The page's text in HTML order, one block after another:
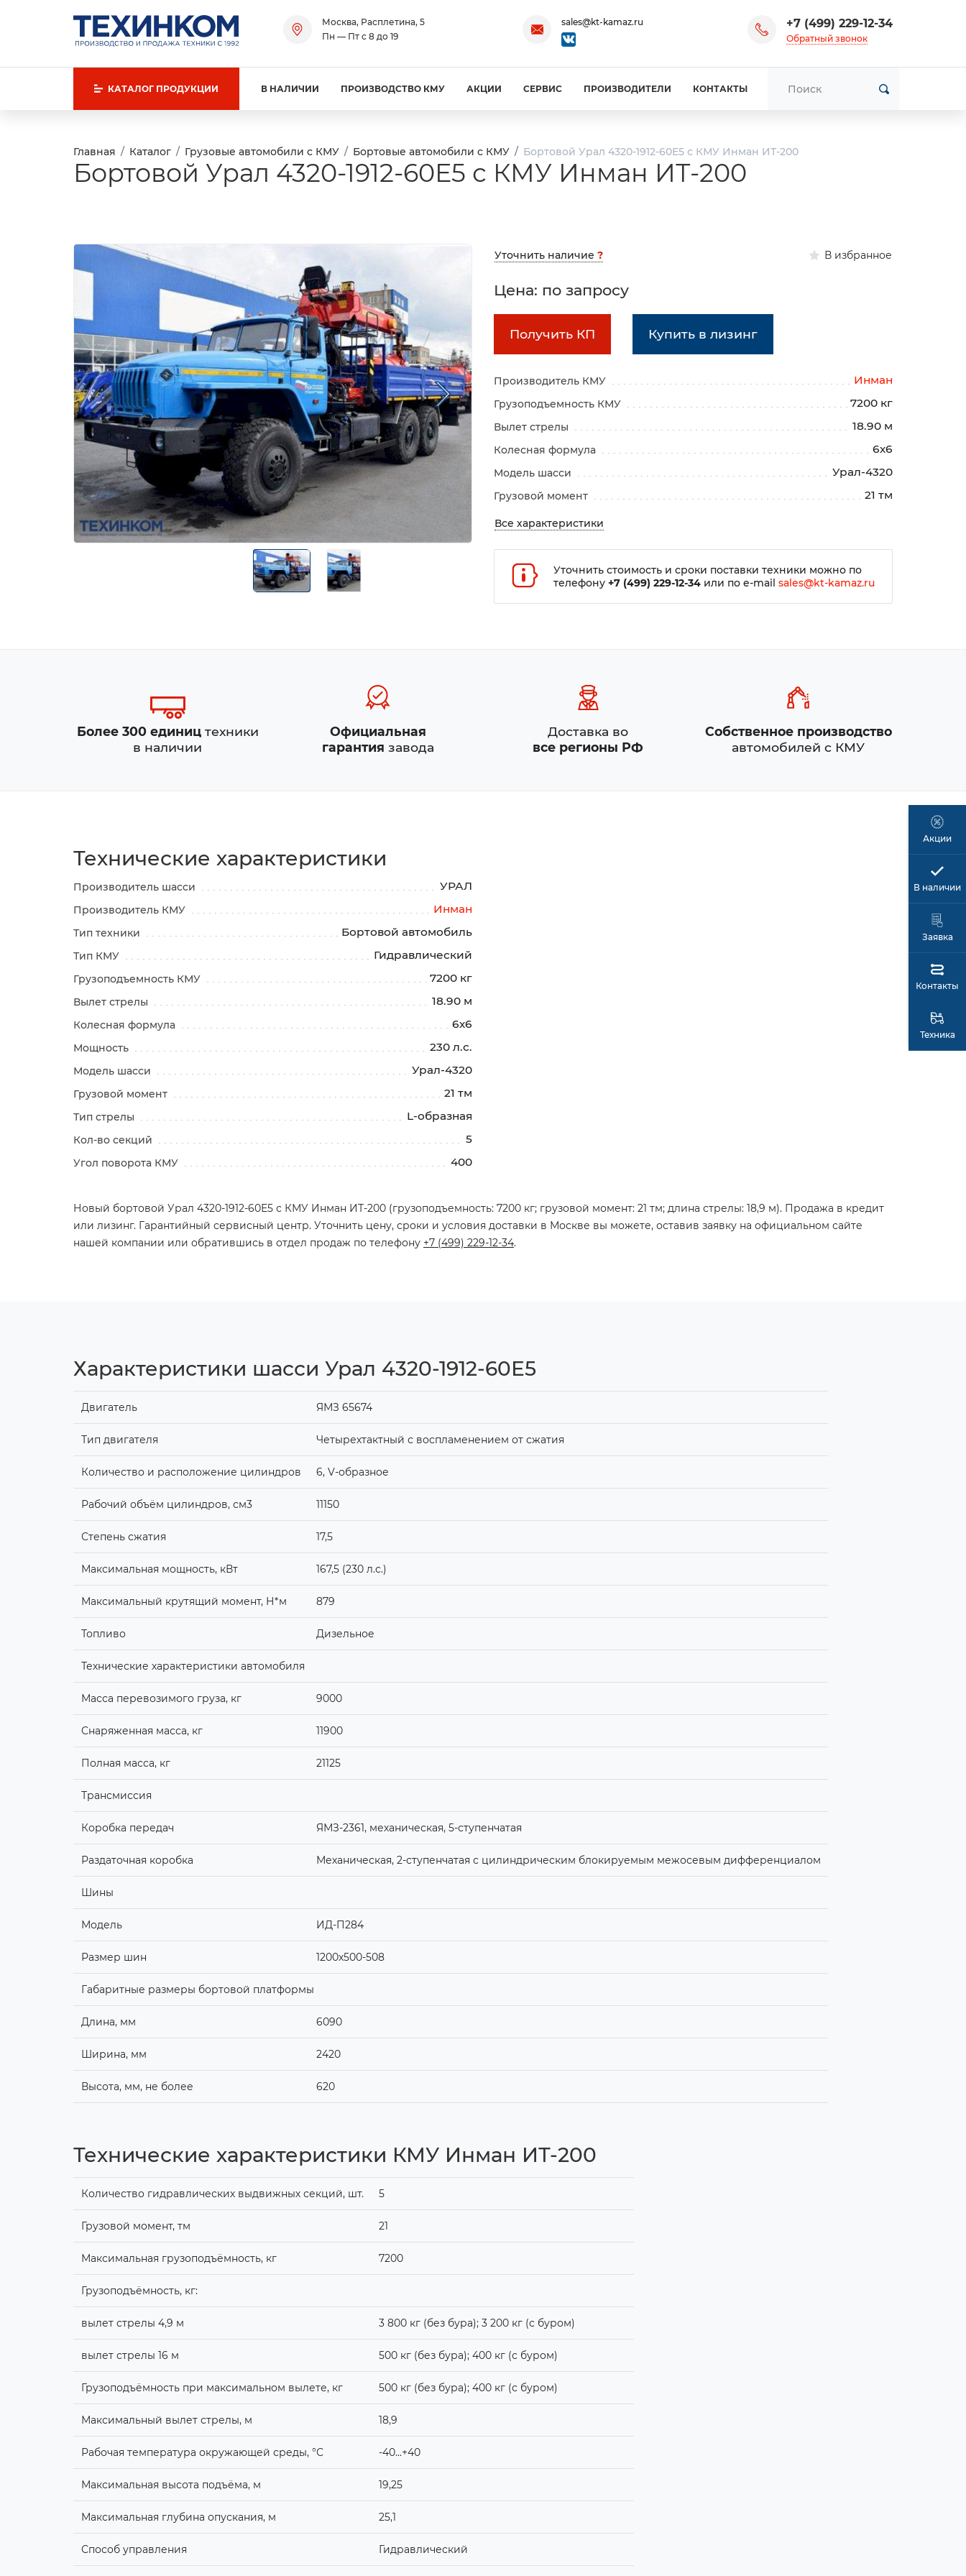
Москва, Расплетина, 5
Пн — Пт с 8 до 19
sales@kt-kamaz.ru +7 (499) 229-12-34
Обратный звонок
КАТАЛОГ ПРОДУКЦИИ В НАЛИЧИИ ПРОИЗВОДСТВО КМУ АКЦИИ СЕРВИС ПРОИЗВОДИТЕЛИ КОНТАКТЫ
Главная Каталог Грузовые автомобили с КМУ Бортовые автомобили с КМУ Бортовой Урал 4320-1912-60Е5 с КМУ Инман ИТ-200
Бортовой Урал 4320-1912-60Е5 с КМУ Инман ИТ-200
Уточнить наличие ? В избранное
Цена: по запросу
Получить КП Купить в лизинг
Производитель КМУ Инман
Грузоподъемность КМУ 7200 кг
Вылет стрелы 18.90 м
Колесная формула 6х6
Модель шасси Урал-4320
Грузовой момент 21 тм
Все характеристики
Уточнить стоимость и сроки поставки техники можно по
телефону +7 (499) 229-12-34или по e-mail sales@kt-kamaz.ru
Более 300 едиництехники
в наличии
Официальная
гарантия завода
Доставка во
все регионы РФ
Собственное производство
автомобилей с КМУ
Технические характеристики
Производитель шасси УРАЛ
Производитель КМУ Инман
Тип техники Бортовой автомобиль
Тип КМУ Гидравлический
Грузоподъемность КМУ 7200 кг
Вылет стрелы 18.90 м
Колесная формула 6х6
Мощность 230 л.с.
Модель шасси Урал-4320
Грузовой момент 21 тм
Тип стрелы L-образная
Кол-во секций 5
Угол поворота КМУ 400
Новый бортовой Урал 4320-1912-60Е5 с КМУ Инман ИТ-200 (грузоподъемность: 7200 кг; грузовой момент: 21 тм; длина стрелы: 18,9 м). Продажа в кредит
или лизинг. Гарантийный сервисный центр. Уточнить цену, сроки и условия доставки в Москве вы можете, оставив заявку на официальном сайте
нашей компании или обратившись в отдел продаж по телефону +7 (499) 229-12-34.
Характеристики шасси Урал 4320-1912-60Е5
Двигатель ЯМЗ 65674
Тип двигателя Четырехтактный с воспламенением от сжатия
Количество и расположение цилиндров 6, V-образное
Рабочий объём цилиндров, см3 11150
Степень сжатия 17,5
Максимальная мощность, кВт 167,5 (230 л.с.)
Максимальный крутящий момент, Н*м 879
Топливо Дизельное
Технические характеристики автомобиля
Масса перевозимого груза, кг 9000
Снаряженная масса, кг 11900
Полная масса, кг 21125
Трансмиссия
Коробка передач ЯМЗ-2361, механическая, 5-ступенчатая
Раздаточная коробка Механическая, 2-ступенчатая с цилиндрическим блокируемым межосевым дифференциалом
Шины
Модель ИД-П284
Размер шин 1200х500-508
Габаритные размеры бортовой платформы
Длина, мм 6090
Ширина, мм 2420
Высота, мм, не более 620
Технические характеристики КМУ Инман ИТ-200
Количество гидравлических выдвижных секций, шт. 5
Грузовой момент, тм 21
Максимальная грузоподъёмность, кг 7200
Грузоподъёмность, кг:
вылет стрелы 4,9 м 3 800 кг (без бура); 3 200 кг (с буром)
вылет стрелы 16 м 500 кг (без бура); 400 кг (с буром)
Грузоподъёмность при максимальном вылете, кг 500 кг (без бура); 400 кг (с буром)
Максимальный вылет стрелы, м 18,9
Рабочая температура окружающей среды, °С -40...+40
Максимальная высота подъёма, м 19,25
Максимальная глубина опускания, м 25,1
Способ управления Гидравлический
Акции
В наличии
Заявка
Техника
Контакты